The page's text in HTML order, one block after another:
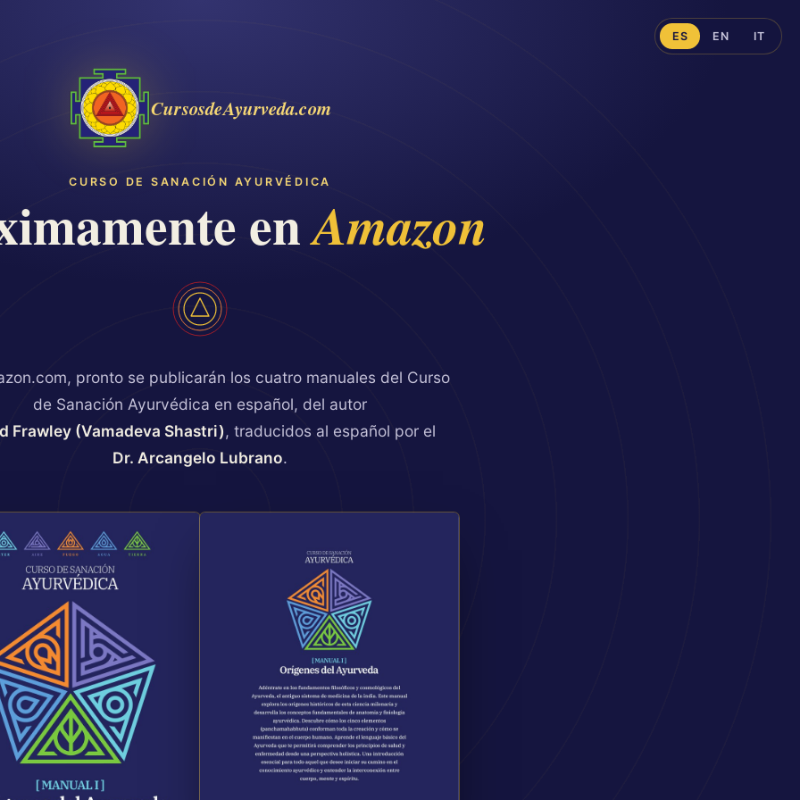
ES EN IT
CursosdeAyurveda.com
CURSO DE SANACIÓN AYURVÉDICA
enAmazon
pronto se publicarán los cuatro manuales del Curso
de Sanación Ayurvédica en español, del autor
Frawley (Vamadeva Shastri), traducidos al español por el
Dr. Arcangelo Lubrano.